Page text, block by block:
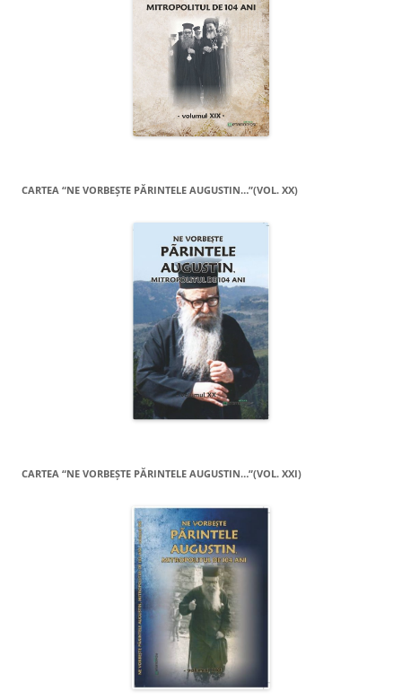
CARTEA “NE VORBEŞTE PĂRINTELE AUGUSTIN…”(VOL. XX)
CARTEA “NE VORBEŞTE PĂRINTELE AUGUSTIN…”(VOL. XXI)